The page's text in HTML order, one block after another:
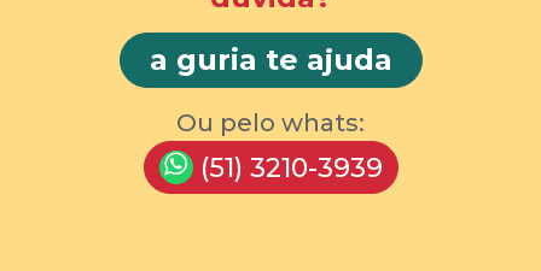
a guria te ajuda
Ou pelo whats:
(51) 3210-3939